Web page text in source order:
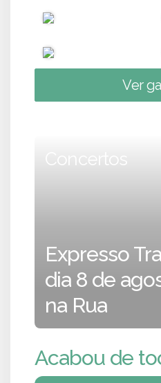
Ver
Concertos
Expresso
dia 8 de
na Rua
Acabou de